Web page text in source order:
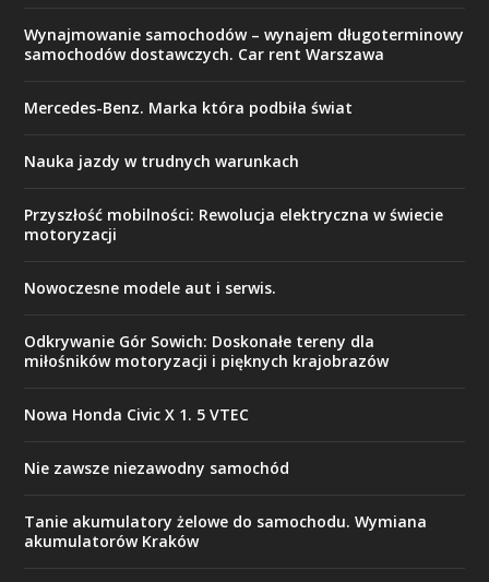
Wynajmowanie samochodów – wynajem długoterminowy
samochodów dostawczych. Car rent Warszawa
Mercedes-Benz. Marka która podbiła świat
Nauka jazdy w trudnych warunkach
Przyszłość mobilności: Rewolucja elektryczna w świecie
motoryzacji
Nowoczesne modele aut i serwis.
Odkrywanie Gór Sowich: Doskonałe tereny dla
miłośników motoryzacji i pięknych krajobrazów
Nowa Honda Civic X 1. 5 VTEC
Nie zawsze niezawodny samochód
Tanie akumulatory żelowe do samochodu. Wymiana
akumulatorów Kraków